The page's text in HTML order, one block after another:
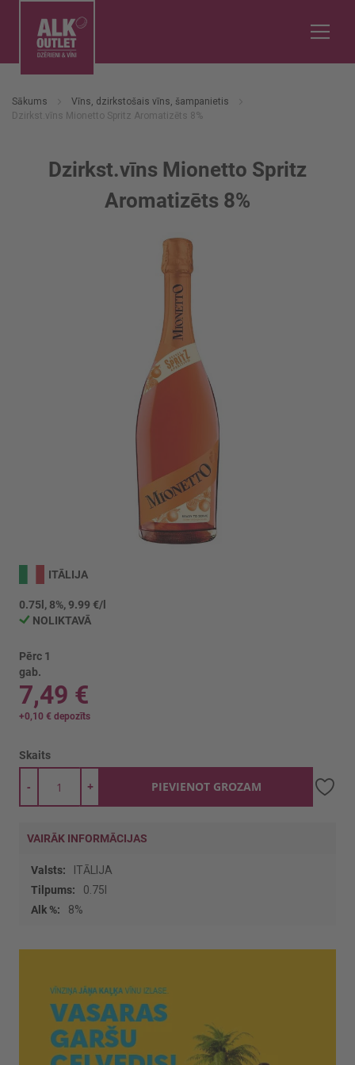
Sākums
Vīns, dzirkstošais vīns, šampanietis
Dzirkst.vīns Mionetto Spritz Aromatizēts 8%
Dzirkst.vīns Mionetto Spritz
Aromatizēts 8%
galerijas
sākumu
ITĀLIJA
0.75l, 8%, 9.99 €/l
NOLIKTAVĀ
Pērc 1
gab.
7,49 €
+0,10 € depozīts
Skaits
+
- PIEVIENOT GROZAM
VAIRĀK INFORMĀCIJAS
Vairāk
informācijas
ITĀLIJA
0.75l
8%